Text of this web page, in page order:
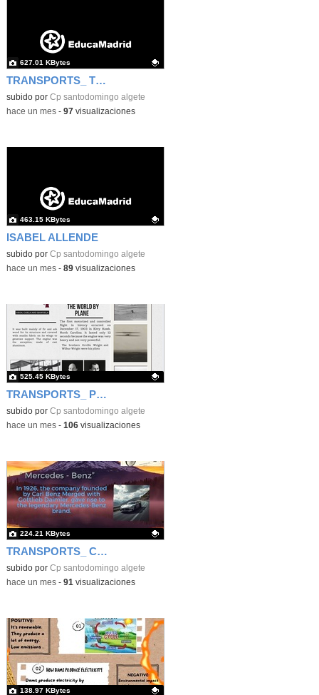
TRANSPORTS_ TIME TRAVEL
Contenido educativo.
subido por Cp santodomingo algete
627.01 KBytes
-hace un mes- 97visualizaciones
ISABEL ALLENDE
Contenido educativo.
subido por Cp santodomingo algete
463.15 KBytes
-hace un mes- 89visualizaciones
TRANSPORTS_ PLANE
Contenido educativo.
subido por Cp santodomingo algete
525.45 KBytes
-hace un mes- 106visualizaciones
TRANSPORTS_ CARS
Contenido educativo.
subido por Cp santodomingo algete
224.21 KBytes
-hace un mes- 91 visualizaciones
138.97 KBytes